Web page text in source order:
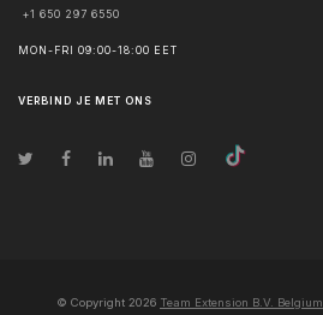
+1 650 297 6550
MON-FRI 09:00-18:00 EET
VERBIND JE MET ONS
© Copyright 2026 Team Extension B.V. Belgium